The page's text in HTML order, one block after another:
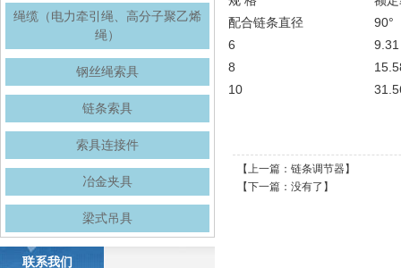
绳缆（电力牵引绳、高分子聚乙烯
绳）
钢丝绳索具
链条索具
索具连接件
冶金夹具
梁式吊具
联系我们
配合链条直径
90°
6
9.31
8
10
【上一篇： 链条调节器】
【下一篇：没有了】